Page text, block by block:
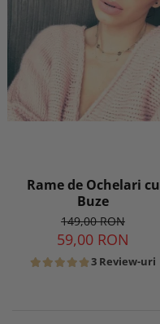
Rame de Ochelari cu
Buze
149,00 RON
59,00 RON
3 Review-uri